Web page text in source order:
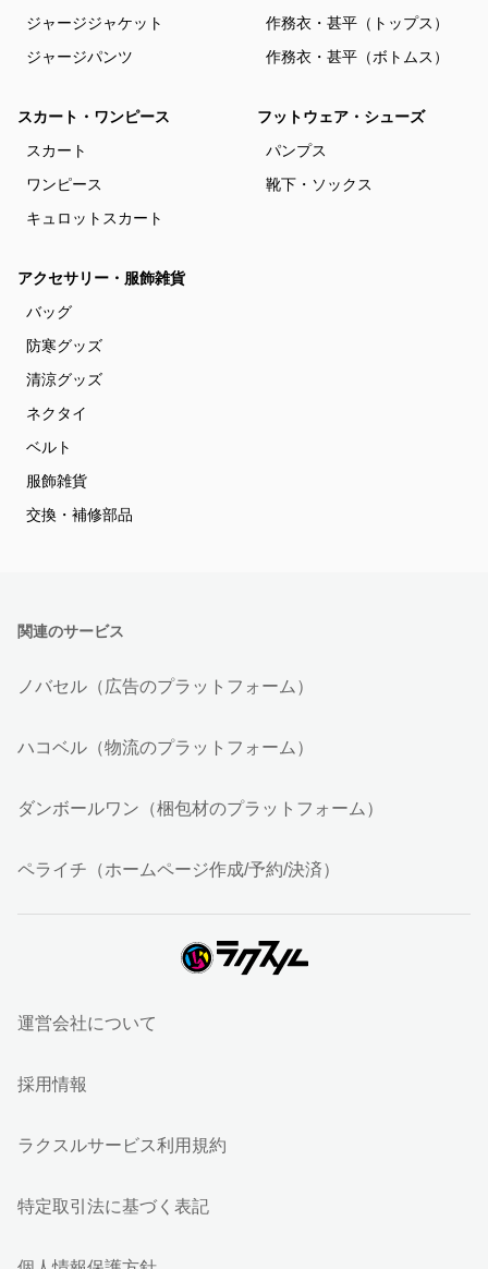
ジャージジャケット
ジャージパンツ
作務衣・甚平（トップス）
作務衣・甚平（ボトムス）
スカート・ワンピース
スカート
ワンピース
キュロットスカート
フットウェア・シューズ
パンプス
靴下・ソックス
アクセサリー・服飾雑貨
バッグ
防寒グッズ
清涼グッズ
ネクタイ
ベルト
服飾雑貨
交換・補修部品
関連のサービス
ノバセル（広告のプラットフォーム）
ハコベル（物流のプラットフォーム）
ダンボールワン（梱包材のプラットフォーム）
ペライチ（ホームページ作成/予約/決済）
運営会社について
採用情報
ラクスルサービス利用規約
特定取引法に基づく表記